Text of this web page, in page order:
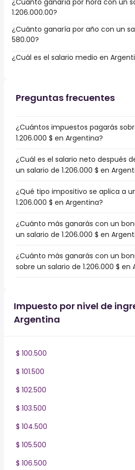
¿Cuánto ganaría por hora con un
1.206.000.00?
¿Cuánto ganaría por año con un
580.00?
¿Cuál es el salario medio en
Preguntas frecuentes
¿Cuántos impuestos pagarás
1.206.000 $ en Argentina?
¿Cuál es el salario neto después
un salario de 1.206.000 $ en
¿Qué tipo impositivo se aplica a
1.206.000 $ en Argentina?
¿Cuánto más ganarás con un
un salario de 1.206.000 $ en
¿Cuánto más ganarás con un
sobre un salario de 1.206.000 $ en
Impuesto por nivel de
Argentina
$ 100.500
$ 101.500
$ 102.500
$ 103.500
$ 104.500
$ 105.500
$ 106.500